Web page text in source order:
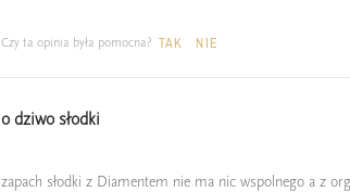
Czy ta opinia była pomocna? TAK NIE
o dziwo słodki
zapach słodki z Diamentem nie ma nic wspolnego a z